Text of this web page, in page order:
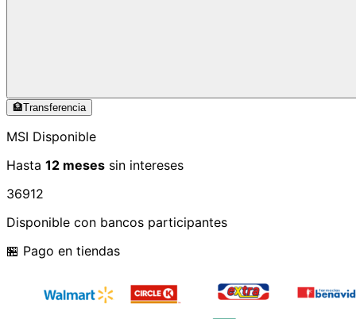
🏦Transferencia
MSI Disponible
Hasta 12 meses sin intereses
36912
Disponible con bancos participantes
🏪 Pago en tiendas